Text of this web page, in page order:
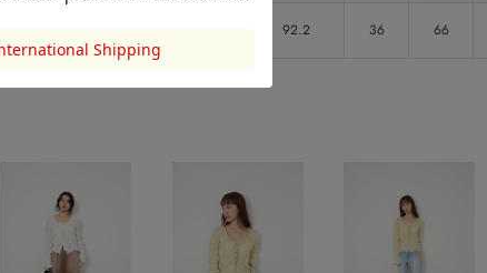
92.2 36 66